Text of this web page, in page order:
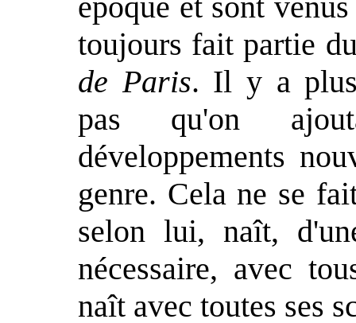
toujours fait partie
de Paris. Il y a
pas qu'on
développements
genre. Cela ne se
selon lui, naît,
nécessaire, avec
naît avec toutes ses